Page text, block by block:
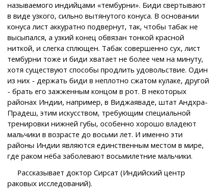
называемого индийцами «тембурни». Биди свертывают
в виде узкого, сильно вытянутого конуса. В основании
конуса лист аккуратно подвернут, так, чтобы табак не
высыпался, а узкий конец обвязан тонкой красной
ниткой, и слегка сплющен. Табак совершенно сух, лист
тембурни тоже и биди хватает не более чем на минуту,
хотя существуют способы продлить удовольствие. Один
из них - держать биди в неплотно сжатом кулаке, другой
- брать его зажженным концом в рот. В некоторых
районах Индии, например, в Виджаяваде, штат Андхра-
Прадеш, этим искусством, требующим специальной
тренировки нижней губы, особенно хорошо владеют
мальчики в возрасте до восьми лет. И именно эти
районы Индии являются единственным местом в мире,
где раком нёба заболевают восьмилетние мальчики.
Рассказывает доктор Сирсат (Индийский центр
раковых исследований).